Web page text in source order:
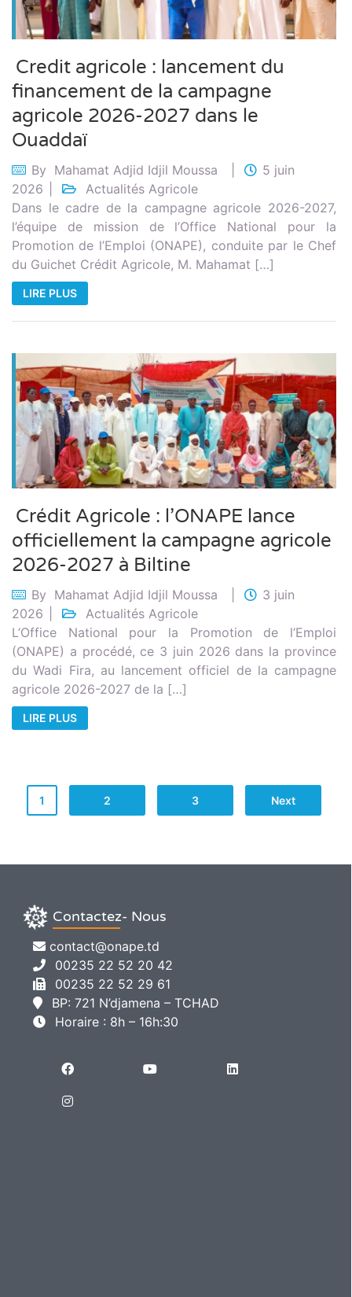
Credit agricole : lancement du
financement de la campagne
agricole 2026-2027 dans le
Ouaddaï
By Mahamat Adjid Idjil Moussa
5 juin
2026
Actualités Agricole
Dans le cadre de la campagne agricole 2026-2027,
l’équipe de mission de l’Office National pour la
Promotion de l’Emploi (ONAPE), conduite par le Chef
du Guichet Crédit Agricole, M. Mahamat […]
LIRE PLUS
Crédit Agricole : l’ONAPE lance
officiellement la campagne agricole
2026-2027 à Biltine
By Mahamat Adjid Idjil Moussa
3 juin
2026
Actualités Agricole
L’Office National pour la Promotion de l’Emploi
(ONAPE) a procédé, ce 3 juin 2026 dans la province
du Wadi Fira, au lancement officiel de la campagne
agricole 2026-2027 de la […]
LIRE PLUS
1 2 3 Next
Contactez- Nous
contact@onape.td
00235 22 52 20 42
00235 22 52 29 61
BP: 721 N’djamena – TCHAD
Horaire : 8h – 16h:30